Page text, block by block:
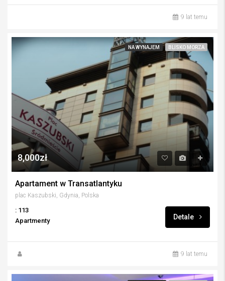
9 lat temu
NA WYNAJEM BLISKO MORZA
8,000zł
Apartament w Transatlantyku
plac Kaszubski, Gdynia, Polska
: 113
Apartmenty
Detale
9 lat temu